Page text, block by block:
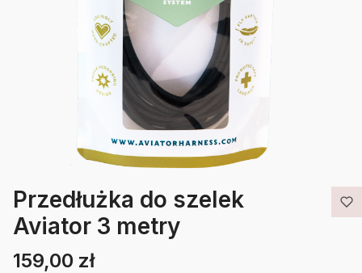
Przedłużka do szelek
Aviator 3 metry
Etykiety
Cena
159,00 zł